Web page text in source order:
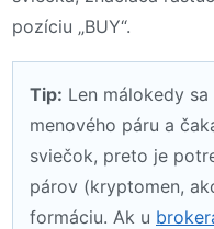
pozíciu „BUY“.
Tip: Len málokedy
menového páru a
sviečok, preto je
párov (kryptomen,
formáciu. Ak u